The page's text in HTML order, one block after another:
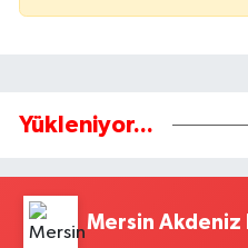
Yükleniyor...
Mersin